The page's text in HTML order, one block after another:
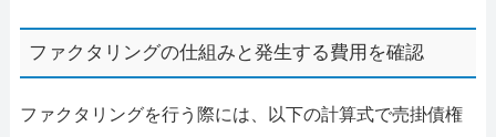
ファクタリングの仕組みと発生する費用を確認
ファクタリングを行う際には、以下の計算式で売掛債権